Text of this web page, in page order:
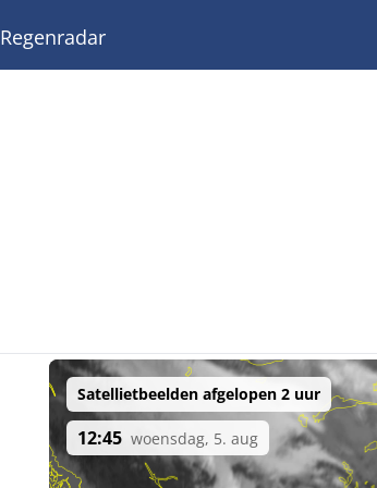
Regenradar
Satellietbeelden afgelopen 2 uur
12:45 woensdag, 5. aug